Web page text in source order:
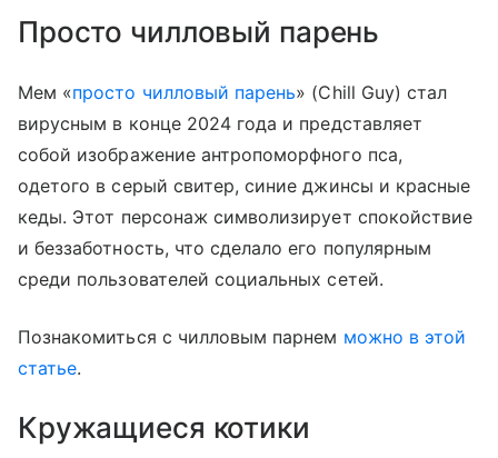
Просто чилловый парень
Мем «просто чилловый парень» (Chill Guy) стал
вирусным в конце 2024 года и представляет
собой изображение антропоморфного пса,
одетого в серый свитер, синие джинсы и красные
кеды. Этот персонаж символизирует спокойствие
и беззаботность, что сделало его популярным
среди пользователей социальных сетей.
Познакомиться с чилловым парнем можно в этой
статье.
Кружащиеся котики